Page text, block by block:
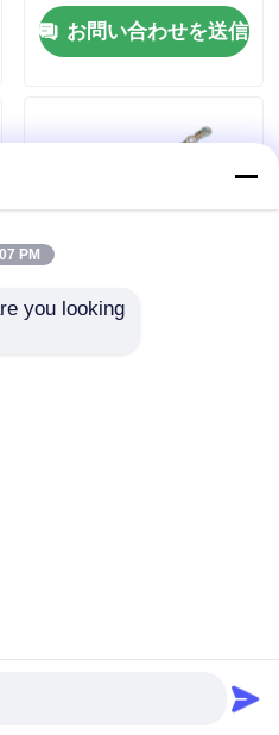
ョン
304/316 不同鋼
304/316 不同鋼
304/316 不同鋼
304/316 不同鋼
304/316 不同鋼
304/316 不同鋼
304/316 不同鋼
304/316 不同鋼
お問い合わせを送信
& Trade Co., Ltd. All
PM
you looking